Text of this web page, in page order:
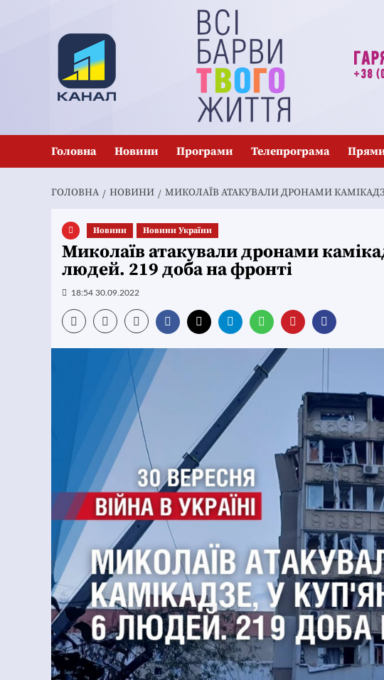
Головна Новини Програми Телепрограма
ГОЛОВНА НОВИНИ МИКОЛАЇВ АТАКУВАЛИ ДРОНАМИ
Новини Новини України
Миколаїв атакували дронами
людей. 219 доба на фронті
18:54 30.09.2022